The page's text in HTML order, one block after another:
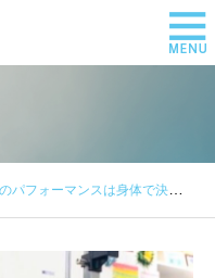
パフォーマンスは身体で決まる